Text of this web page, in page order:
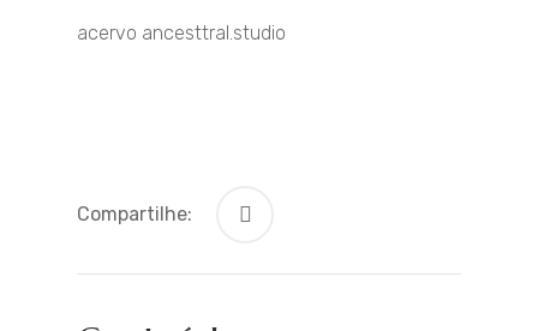
acervo ancesttral.studio
Compartilhe: